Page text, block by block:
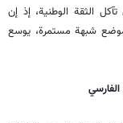
الثقة الوطنية، إذ إن
شبهة مستمرة، يوسع